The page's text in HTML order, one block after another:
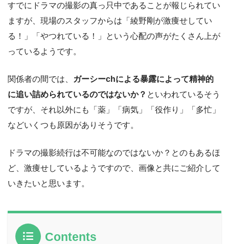
すでにドラマの撮影の真っ只中であることが報じられてい
ますが、現場のスタッフからは「綾野剛が激痩せしてい
る！」「やつれている！」という心配の声がたくさん上が
っているようです。
関係者の間では、
ガーシーchによる暴露によって精神的
に追い詰められているのではないか？ といわれているそう
ですが、それ以外にも「薬」「病気」「役作り」「多忙」
などいくつも原因がありそうです。
ドラマの撮影続行は不可能なのではないか？とのもあるほ
ど、激痩せしているようですので、画像と共にご紹介して
いきたいと思います。
Contents